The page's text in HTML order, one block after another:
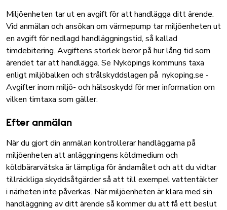
Miljöenheten tar ut en avgift för att handlägga ditt ärende.
Vid anmälan och ansökan om värmepump tar miljöenheten ut
en avgift för nedlagd handläggningstid, så kallad
timdebitering. Avgiftens storlek beror på hur lång tid som
ärendet tar att handlägga. Se Nyköpings kommuns taxa
enligt miljöbalken och strålskyddslagen på nykoping.se -
Avgifter inom miljö- och hälsoskydd för mer information om
vilken timtaxa som gäller.
Efter anmälan
När du gjort din anmälan kontrollerar handläggarna på
miljöenheten att anläggningens köldmedium och
köldbärarvätska är lämpliga för ändamålet och att du vidtar
tillräckliga skyddsåtgärder så att till exempel vattentäkter
i närheten inte påverkas. När miljöenheten är klara med sin
handläggning av ditt ärende så kommer du att få ett beslut